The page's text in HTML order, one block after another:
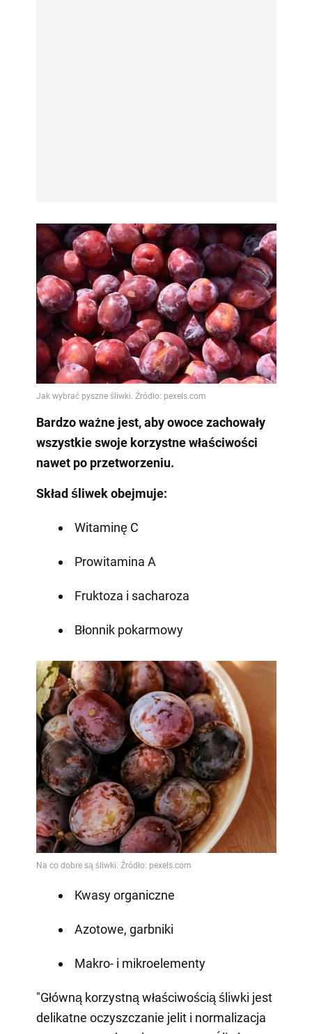
Bardzo ważne jest, aby owoce zachowały
wszystkie swoje korzystne właściwości
nawet po przetworzeniu.
Skład śliwek obejmuje:
Witaminę C⠀
Prowitamina A
Fruktoza i sacharoza
Błonnik pokarmowy
Kwasy organiczne
Azotowe, garbniki
Makro- i mikroelementy
"Główną korzystną właściwością śliwki jest
delikatne oczyszczanie jelit i normalizacja